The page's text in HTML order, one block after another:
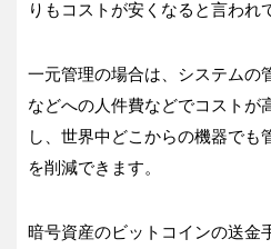
りもコストが安くなると言われ
一元管理の場合は、システムの
などへの人件費などでコストが
し、世界中どこからの機器でも
を削減できます。
暗号資産のビットコインの送金